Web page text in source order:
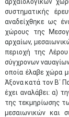
συστηματικής
αναδείχθηκε ως
χώρους της
αρχαίων,
περιοχή της
σύγχρονων
οποία έλαβε χώρα
Άξονα κατά τον Β΄
έχει αναλάβει: α)
της τεκμηρίωσης
μεσαιωνικών και